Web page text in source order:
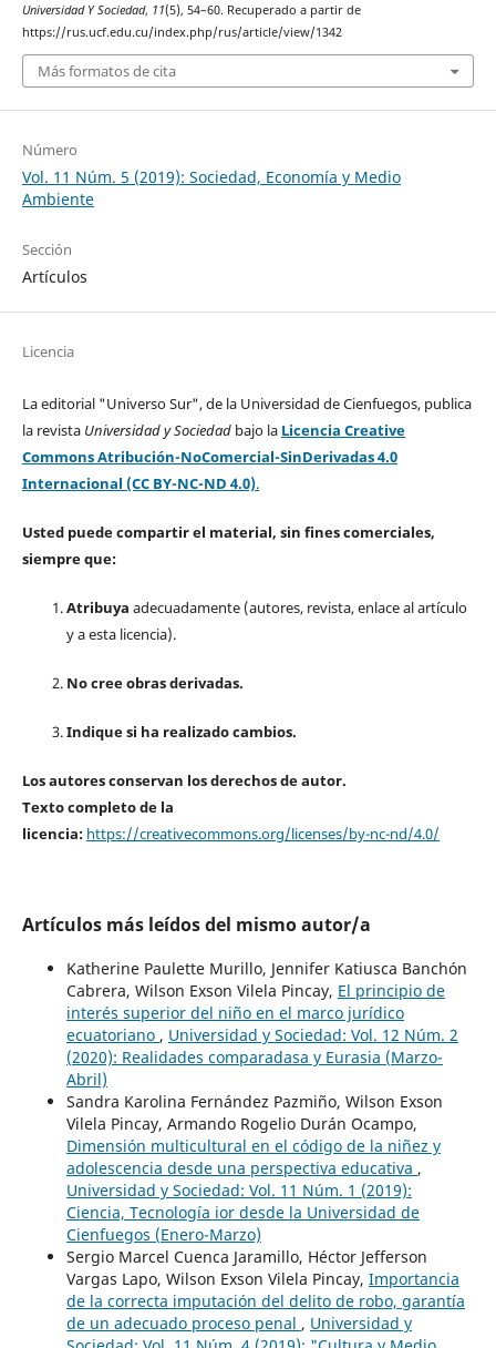
Universidad Y Sociedad, 11(5), 54–60. Recuperado a partir de
https://rus.ucf.edu.cu/index.php/rus/article/view/1342
Más formatos de cita
Número
Vol. 11 Núm. 5 (2019): Sociedad, Economía y Medio
Ambiente
Sección
Artículos
Licencia
La editorial "Universo Sur", de la Universidad de Cienfuegos, publica
la revista Universidad y Sociedad bajo la Licencia Creative
Commons Atribución-NoComercial-SinDerivadas 4.0
Internacional (CC BY-NC-ND 4.0).
Usted puede compartir el material, sin fines comerciales,
siempre que:
Atribuya adecuadamente (autores, revista, enlace al artículo
y a esta licencia).
No cree obras derivadas.
Indique si ha realizado cambios.
Los autores conservan los derechos de autor.
Texto completo de la
licencia: https://creativecommons.org/licenses/by-nc-nd/4.0/
Artículos más leídos del mismo autor/a
Katherine Paulette Murillo, Jennifer Katiusca Banchón
Cabrera, Wilson Exson Vilela Pincay, El principio de
interés superior del niño en el marco jurídico
ecuatoriano , Universidad y Sociedad: Vol. 12 Núm. 2
(2020): Realidades comparadasa y Eurasia (Marzo-
Abril)
Sandra Karolina Fernández Pazmiño, Wilson Exson
Vilela Pincay, Armando Rogelio Durán Ocampo,
Dimensión multicultural en el código de la niñez y
adolescencia desde una perspectiva educativa ,
Universidad y Sociedad: Vol. 11 Núm. 1 (2019):
Ciencia, Tecnología ior desde la Universidad de
Cienfuegos (Enero-Marzo)
Sergio Marcel Cuenca Jaramillo, Héctor Jefferson
Vargas Lapo, Wilson Exson Vilela Pincay, Importancia
de la correcta imputación del delito de robo, garantía
de un adecuado proceso penal , Universidad y